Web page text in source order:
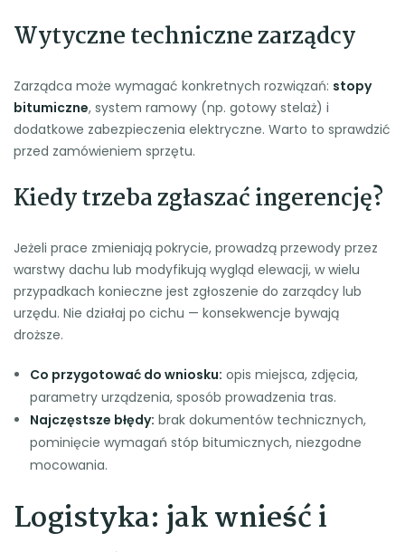
Wytyczne techniczne zarządcy
Zarządca może wymagać konkretnych rozwiązań: stopy
bitumiczne, system ramowy (np. gotowy stelaż) i
dodatkowe zabezpieczenia elektryczne. Warto to sprawdzić
przed zamówieniem sprzętu.
Kiedy trzeba zgłaszać ingerencję?
Jeżeli prace zmieniają pokrycie, prowadzą przewody przez
warstwy dachu lub modyfikują wygląd elewacji, w wielu
przypadkach konieczne jest zgłoszenie do zarządcy lub
urzędu. Nie działaj po cichu — konsekwencje bywają
droższe.
Co przygotować do wniosku: opis miejsca, zdjęcia,
parametry urządzenia, sposób prowadzenia tras.
Najczęstsze błędy: brak dokumentów technicznych,
pominięcie wymagań stóp bitumicznych, niezgodne
mocowania.
Logistyka: jak wnieść i